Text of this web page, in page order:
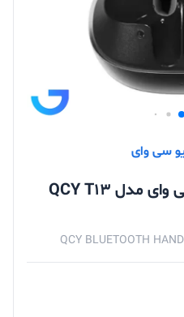
سی وای
هندزفری بلوتوثی کیو سی وای مدل QCY T13
QCY BLUETOOTH